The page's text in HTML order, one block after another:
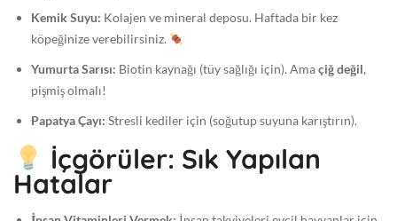
Kemik Suyu: Kolajen ve mineral deposu. Haftada bir kez
köpeğinize verebilirsiniz.
Yumurta Sarısı: Biotin kaynağı (tüy sağlığı için). Amaçiğ değil,
pişmiş olmalı!
Papatya Çayı: Stresli kediler için (soğutup suyuna karıştırın).
İçgörüler: Sık Yapılan
Hatalar